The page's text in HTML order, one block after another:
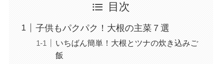
目次
子供もパクパク！大根の主菜７選
いちばん簡単！大根とツナの炊き込みご
飯